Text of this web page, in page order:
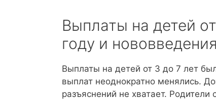
Выплаты на детей
году и
Выплаты на детей от 3 до 7 лет
выплат неоднократно менялись.
разъяснений не хватает. Родители